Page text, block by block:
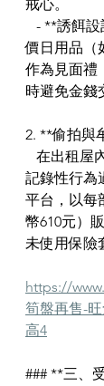
戒心。
價日用品（
作為見面禮
時避免金錢
2. **偷拍與
記錄性行為
平台，以每
幣610元）
未使用保險
https://
筍盤再售-
高4
### **三、